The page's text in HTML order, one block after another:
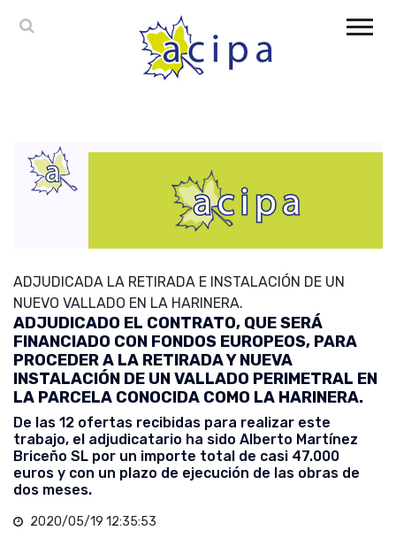
ADJUDICADA LA RETIRADA E INSTALACIÓN DE UN
NUEVO VALLADO EN LA HARINERA.
ADJUDICADO EL CONTRATO, QUE SERÁ
FINANCIADO CON FONDOS EUROPEOS, PARA
PROCEDER A LA RETIRADA Y NUEVA
INSTALACIÓN DE UN VALLADO PERIMETRAL EN
LA PARCELA CONOCIDA COMO LA HARINERA.
De las 12 ofertas recibidas para realizar este
trabajo, el adjudicatario ha sido Alberto Martínez
Briceño SL por un importe total de casi 47.000
euros y con un plazo de ejecución de las obras de
dos meses.
2020/05/19 12:35:53